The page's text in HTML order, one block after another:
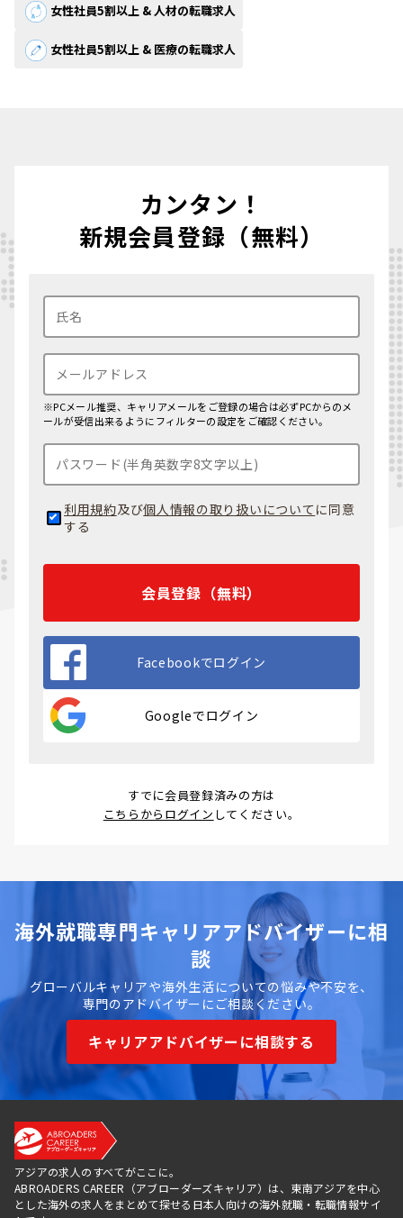
女性社員5割以上 & 人材の転職求人
女性社員5割以上 & 医療の転職求人
カンタン！
新規会員登録（無料）
※PCメール推奨、キャリアメールをご登録の場合は必ずPCからのメ
ールが受信出来るようにフィルターの設定をご確認ください。
利用規約及び個人情報の取り扱いについて に同意
する
会員登録（無料）
Facebookでログイン
Googleでログイン
すでに会員登録済みの方は
こちらからログイン してください。
海外就職専門キャリアアドバイザーに相
談
グローバルキャリアや海外生活についての悩みや不安を、
専門のアドバイザーにご相談ください。
キャリアアドバイザーに相談する
アジアの求人のすべてがここに。
ABROADERS CAREER（アブローダーズキャリア）は、東南アジアを中心
とした海外の求人をまとめて探せる日本人向けの海外就職・転職情報サイ